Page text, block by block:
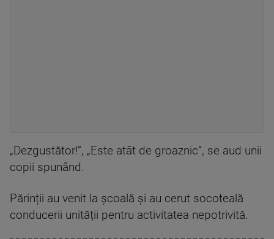
„Dezgustător!”, „Este atât de groaznic”, se aud unii
copii spunând.
Părinții au venit la școală și au cerut socoteală
conducerii unității pentru activitatea nepotrivită.